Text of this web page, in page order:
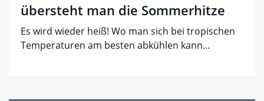
übersteht man die Sommerhitze
Es wird wieder heiß! Wo man sich bei tropischen
Temperaturen am besten abkühlen kann...